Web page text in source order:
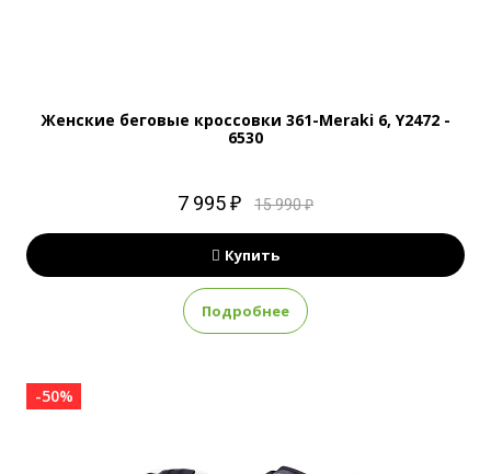
Женские беговые кроссовки 361-Meraki 6, Y2472 -
6530
7 995 ₽ 15 990 ₽
Купить
Подробнее
-50%